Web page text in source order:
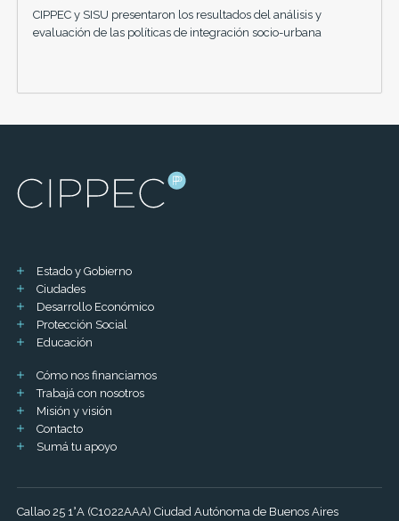
CIPPEC y SISU presentaron los resultados del análisis y
evaluación de las políticas de integración socio-urbana
Estado y Gobierno
Ciudades
Desarrollo Económico
Protección Social
Educación
Cómo nos financiamos
Trabajá con nosotros
Misión y visión
Contacto
Sumá tu apoyo
Callao 25 1°A (C1022AAA) Ciudad Autónoma de Buenos Aires